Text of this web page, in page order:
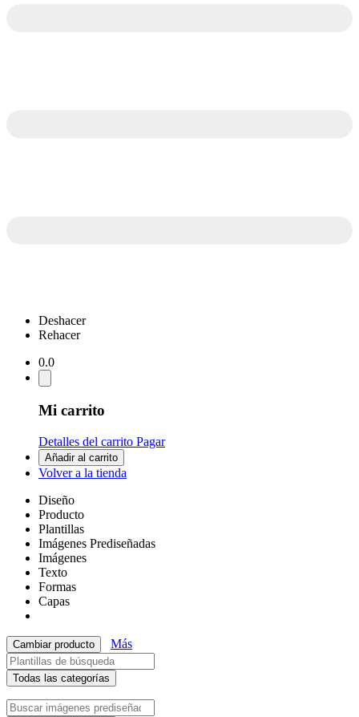
Deshacer
Rehacer
0.0
Mi carrito
Detalles del carrito Pagar
Añadir al carrito
Volver a la tienda
Diseño
Producto
Plantillas
Imágenes Prediseñadas
Imágenes
Texto
Formas
Capas
Cambiar producto Más
Todas las categorías